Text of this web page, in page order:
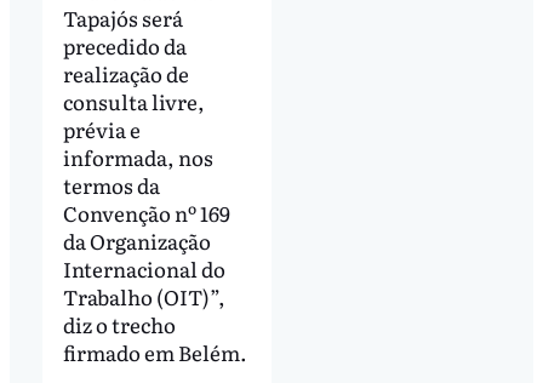
Tapajós será
precedido da
realização de
consulta livre,
prévia e
informada, nos
termos da
Convenção nº 169
da Organização
Internacional do
Trabalho (OIT)”,
diz o trecho
firmado em Belém.